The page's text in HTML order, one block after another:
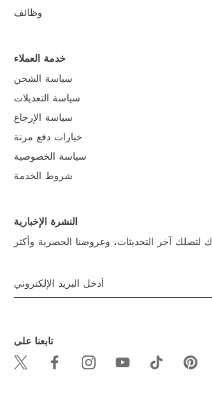
وظائف
خدمة العملاء
سياسة الشحن
سياسة التعديلات
سياسة الإرجاع
خيارات دفع مرنة
سياسة الخصوصية
شروط الخدمة
النشرة الإخبارية
تابعنا على